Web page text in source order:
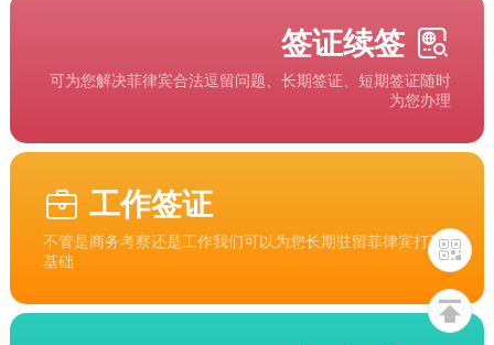
签证续签
可为您解决菲律宾合法逗留问题、长期签证、短期签证随时
为您办理
工作签证
不管是商务考察还是工作我们可以为您长期驻留菲律宾打下
基础